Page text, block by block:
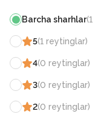
Barcha sharhlar(1
5(1 reytinglar)
4(0 reytinglar)
3(0 reytinglar)
2(0 reytinglar)